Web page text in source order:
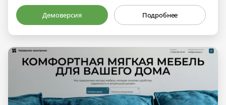
Демоверсия Подробнее